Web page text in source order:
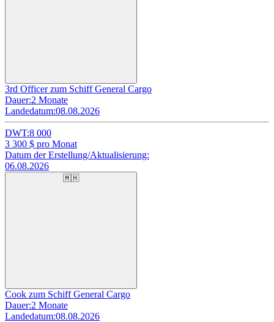
3rd Officer zum Schiff General Cargo
Dauer:2 Monate
Landedatum:08.08.2026
DWT:8 000
3 300 $ pro Monat
Datum der Erstellung/Aktualisierung:
06.08.2026
🇲🇭
Cook zum Schiff General Cargo
Dauer:2 Monate
Landedatum:08.08.2026